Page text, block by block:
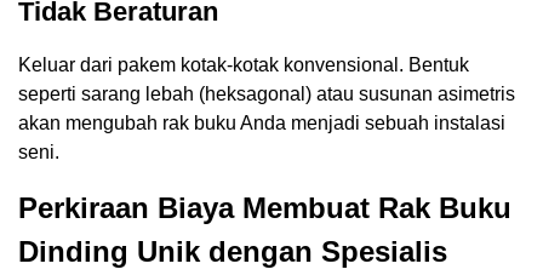
Tidak Beraturan
Keluar dari pakem kotak-kotak konvensional. Bentuk
seperti sarang lebah (heksagonal) atau susunan asimetris
akan mengubah rak buku Anda menjadi sebuah instalasi
seni.
Perkiraan Biaya Membuat Rak Buku
Dinding Unik dengan Spesialis